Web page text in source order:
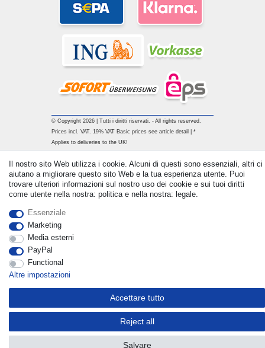
© Copyright 2026 | Tutti i diritti riservati. - All rights reserved.
Prices incl. VAT. 19% VAT Basic prices see article detail | *
Applies to deliveries to the UK!
Il nostro sito Web utilizza i cookie. Alcuni di questi sono essenziali, altri ci
aiutano a migliorare questo sito Web e la tua esperienza utente. Puoi
trovare ulteriori informazioni sul nostro uso dei cookie e sui tuoi diritti
come utente nella nostra: politica e nella nostra: legale.
Essenziale
Marketing
Media esterni
PayPal
Functional
Altre impostazioni
Accettare tutto
Reject all
Salvare
Withdraw from contract here Contatto